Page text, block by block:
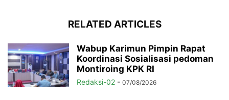
RELATED ARTICLES
Wabup Karimun Pimpin Rapat
Koordinasi Sosialisasi pedoman
Montiroing KPK RI
Redaksi-02 - 07/08/2026